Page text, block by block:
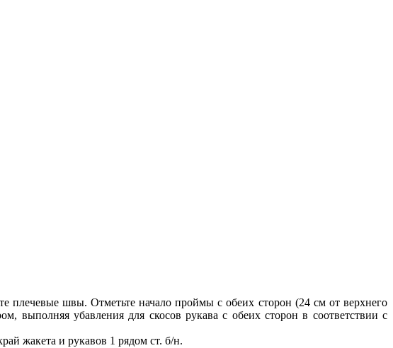
плечевые швы. Отметьте начало проймы с обеих сторон (24 см от верхнего
выполняя убавления для скосов рукава с обеих сторон в соответствии с
жакета и рукавов 1 рядом ст. б/н.